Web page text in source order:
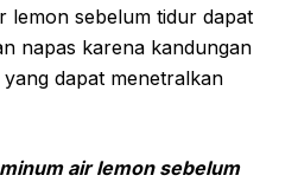
lemon sebelum tidur dapat
napas karena kandungan
dapat menetralkan
air lemon sebelum